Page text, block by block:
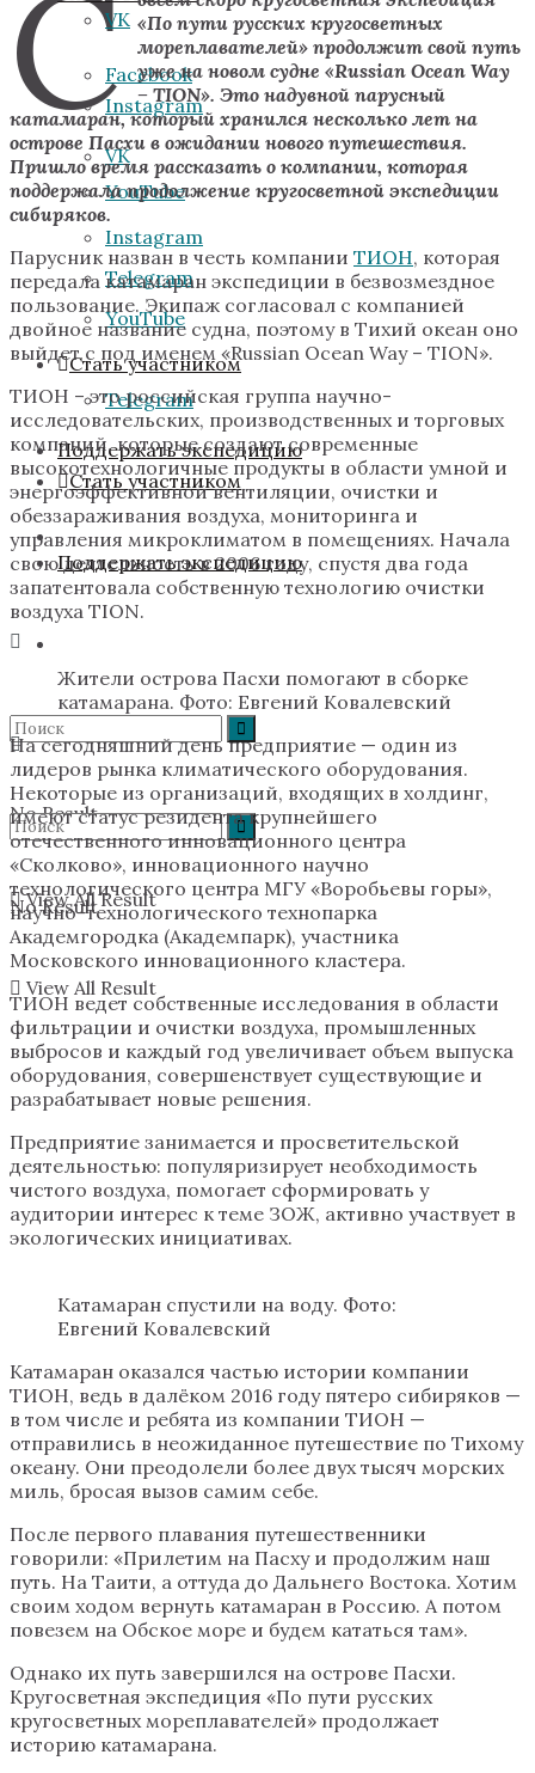
VK
Instagram
YouTube
Telegram
Стать участником
Поддержать экспедицию
No Result
View All Result
Facebook
VK
Instagram
YouTube
Telegram
Стать участником
Поддержать экспедицию
No Result
View All Result
С
«По пути русских кругосветных
мореплавателей» продолжит свой путь
уже на новом судне «Russian Ocean Way
– TION». Это надувной парусный
катамаран, который хранился несколько лет на
острове Пасхи в ожидании нового путешествия.
Пришло время рассказать о компании, которая
поддержала продолжение кругосветной экспедиции
сибиряков.
Парусник назван в честь компании ТИОН, которая
передала катамаран экспедиции в безвозмездное
пользование. Экипаж согласовал с компанией
двойное название судна, поэтому в Тихий океан оно
выйдет с под именем «Russian Ocean Way – TION».
ТИОН – это российская группа научно-
исследовательских, производственных и торговых
компаний, которые создают современные
высокотехнологичные продукты в области умной и
энергоэффективной вентиляции, очистки и
обеззараживания воздуха, мониторинга и
управления микроклиматом в помещениях. Начала
свою деятельность в 2006 году, спустя два года
запатентовала собственную технологию очистки
воздуха TION.
Жители острова Пасхи помогают в сборке
катамарана. Фото: Евгений Ковалевский
На сегодняшний день предприятие — один из
лидеров рынка климатического оборудования.
Некоторые из организаций, входящих в холдинг,
имеют статус резидента крупнейшего
отечественного инновационного центра
«Сколково», инновационного научно
технологического центра МГУ «Воробьевы горы»,
научно-технологического технопарка
Академгородка (Академпарк), участника
Московского инновационного кластера.
ТИОН ведет собственные исследования в области
фильтрации и очистки воздуха, промышленных
выбросов и каждый год увеличивает объем выпуска
оборудования, совершенствует существующие и
разрабатывает новые решения.
Предприятие занимается и просветительской
деятельностью: популяризирует необходимость
чистого воздуха, помогает сформировать у
аудитории интерес к теме ЗОЖ, активно участвует в
экологических инициативах.
Катамаран спустили на воду. Фото:
Евгений Ковалевский
Катамаран оказался частью истории компании
ТИОН, ведь в далёком 2016 году пятеро сибиряков —
в том числе и ребята из компании ТИОН —
отправились в неожиданное путешествие по Тихому
океану. Они преодолели более двух тысяч морских
миль, бросая вызов самим себе.
После первого плавания путешественники
говорили: «Прилетим на Пасху и продолжим наш
путь. На Таити, а оттуда до Дальнего Востока. Хотим
своим ходом вернуть катамаран в Россию. А потом
повезем на Обское море и будем кататься там».
Однако их путь завершился на острове Пасхи.
Кругосветная экспедиция «По пути русских
кругосветных мореплавателей» продолжает
историю катамарана.